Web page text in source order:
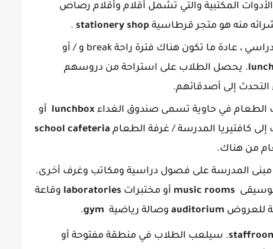
المكتبية والتي تشمل أقلام وأقلام رصاص
منه هو متجر قرطاسية stationery shop
.
: في منتصف اليوم الدراسي ، عادة ما تكون هناك فترة راحة break و / أو
. يحصل الطلاب على استراحة من دروسهم
التحدث إلى أصدقائهم.
الطعام في حاوية تسمى صندوق الغداء lunchbox أو
من هناك.
مبنى المدرسة على فصول دراسية ومكاتب وغرف أخرى.
music rooms أو مختبرات laboratories وقاعة
للعروض auditorium وصالة رياضية gym
.
. سيلعب الطلاب في منطقة مفتوحة أو